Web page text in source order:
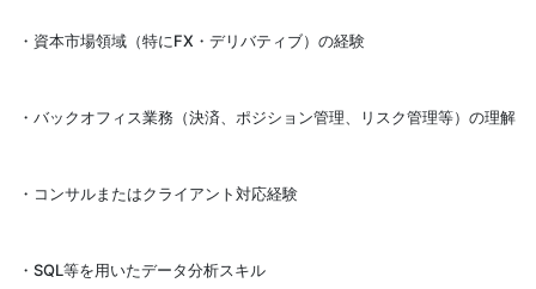
・資本市場領域（特にFX・デリバティブ）の経験
・バックオフィス業務（決済、ポジション管理、リスク管理等）の理解
・コンサルまたはクライアント対応経験
・SQL等を用いたデータ分析スキル